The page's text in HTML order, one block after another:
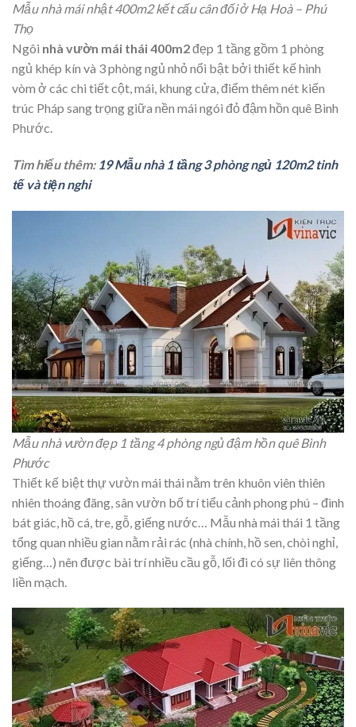
Mẫu nhà mái nhật 400m2 kết cấu cân đối ở Hạ Hoà – Phú
Thọ
Ngôi nhà vườn mái thái 400m2đẹp 1 tầng gồm 1 phòng
ngủ khép kín và 3 phòng ngủ nhỏ nổi bật bởi thiết kế hình
vòm ở các chi tiết cột, mái, khung cửa, điểm thêm nét kiến
trúc Pháp sang trọng giữa nền mái ngói đỏ đậm hồn quê Bình
Phước.
Tìm hiểu thêm: 19 Mẫu nhà 1 tầng 3 phòng ngủ 120m2 tinh
tế và tiện nghi
Mẫu nhà vườn đẹp 1 tầng 4 phòng ngủ đậm hồn quê Bình
Phước
Thiết kế biệt thự vườn mái thái nằm trên khuôn viên thiên
nhiên thoáng đãng, sân vườn bố trí tiểu cảnh phong phú – đình
bát giác, hồ cá, tre, gỗ, giếng nước… Mẫu nhà mái thái 1 tầng
tổng quan nhiều gian nằm rải rác (nhà chính, hồ sen, chòi nghỉ,
giếng…) nên được bài trí nhiều cầu gỗ, lối đi có sự liên thông
liền mạch.